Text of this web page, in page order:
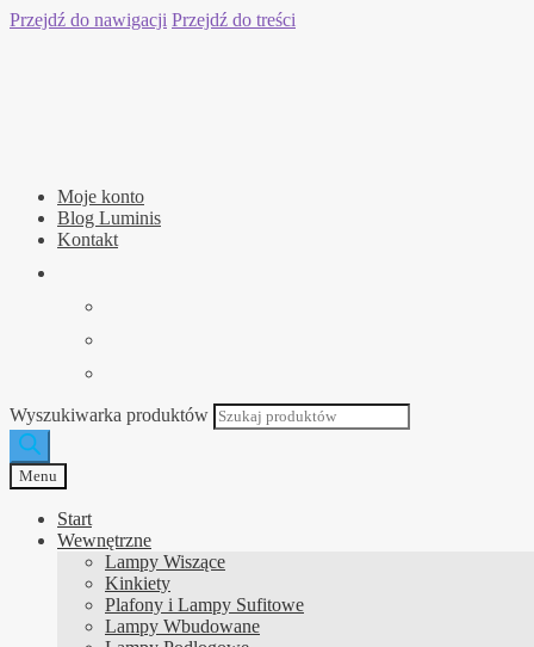
Przejdź do nawigacji Przejdź do treści
Moje konto
Blog Luminis
Kontakt
Wyszukiwarka produktów
Menu
Start
Wewnętrzne
Lampy Wiszące
Kinkiety
Plafony i Lampy Sufitowe
Lampy Wbudowane